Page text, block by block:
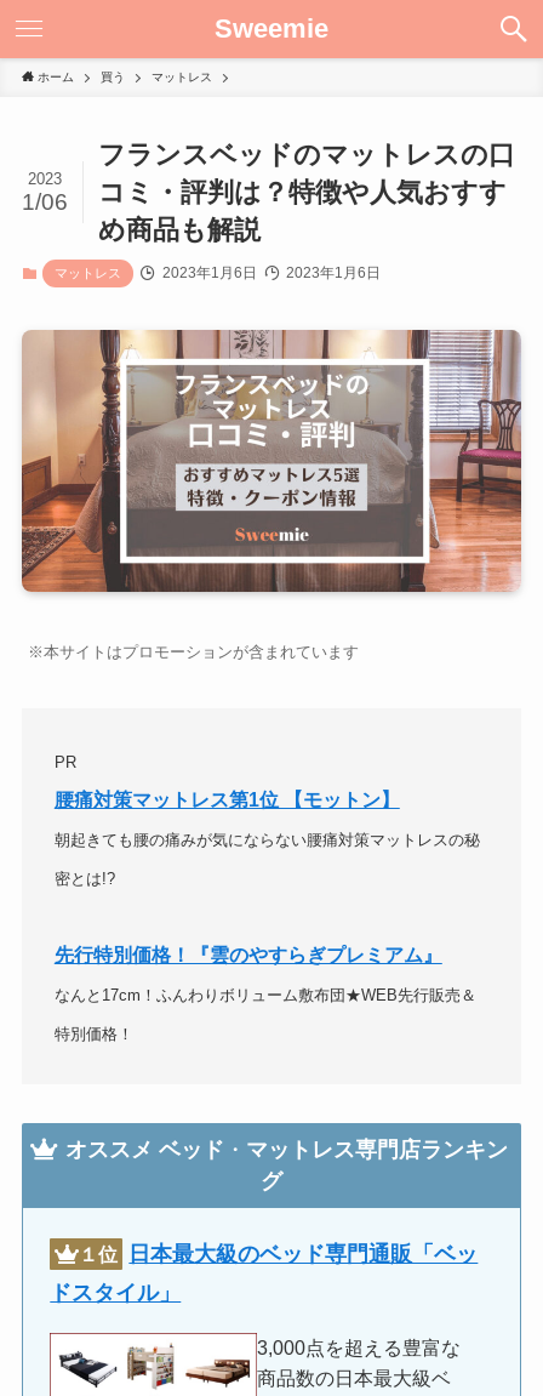
Sweemie
ホーム 買う マットレス
フランスベッドのマットレスの口
コミ・評判は？特徴や人気おすす
め商品も解説
2023
1/06
マットレス 2023年1月6日 2023年1月6日
※本サイトはプロモーションが含まれています
PR
腰痛対策マットレス第1位 【モットン】
朝起きても腰の痛みが気にならない腰痛対策マットレスの秘
密とは!?
先行特別価格！『雲のやすらぎプレミアム』
なんと17cm！ふんわりボリューム敷布団★WEB先行販売＆
特別価格！
オススメ ベッド ・ マットレス専門店ランキン
グ
１位
日本最大級のベッド専門通販「ベッ
ドスタイル」
3,000点を超える豊富な
商品数の日本最大級ベ